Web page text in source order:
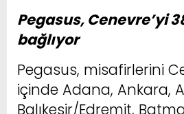
Pegasus, Cenevre’yi
bağlıyor
Pegasus, misafirlerini
içinde Adana, Ankara,
Balıkesir/Edremit,